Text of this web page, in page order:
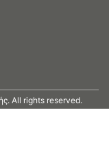
All rights reserved.